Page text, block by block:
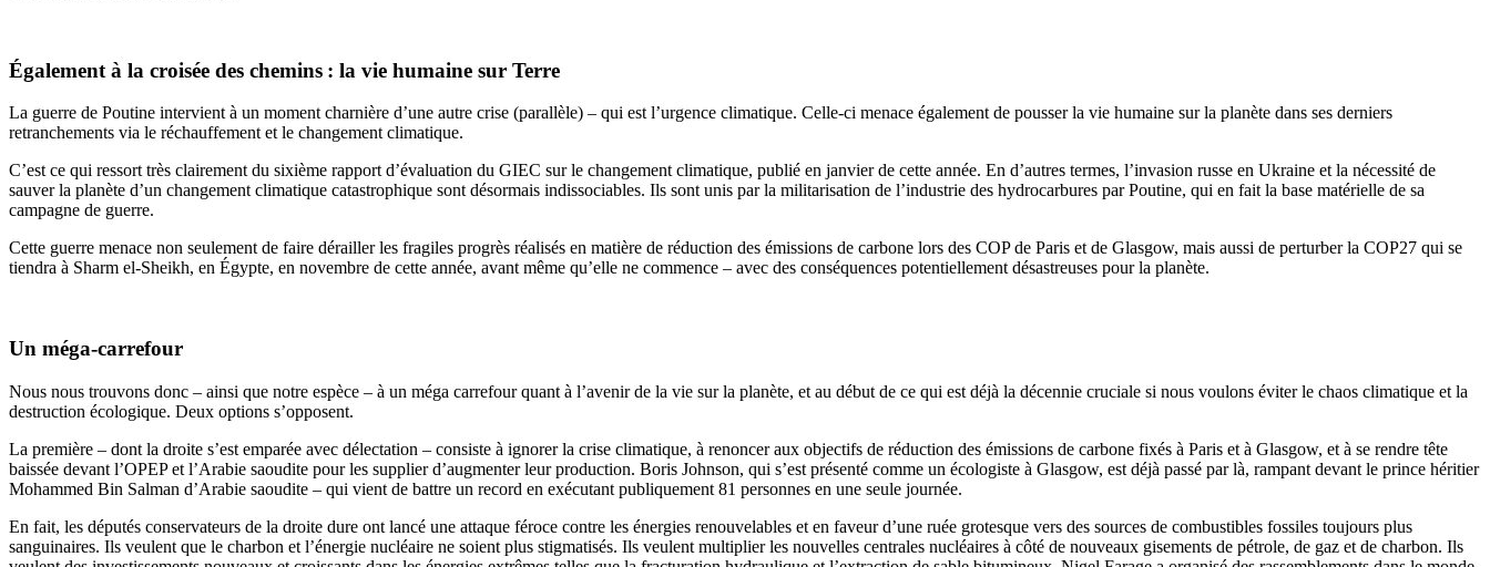
Également à la croisée des chemins : la vie humaine sur Terre
La guerre de Poutine intervient à un moment charnière d’une autre crise (parallèle) – qui est l’urgence climatique. Celle-ci menace également de pousser la vie humaine sur la planète dans ses derniers
retranchements via le réchauffement et le changement climatique.
C’est ce qui ressort très clairement du sixième rapport d’évaluation du GIEC sur le changement climatique, publié en janvier de cette année. En d’autres termes, l’invasion russe en Ukraine et la nécessité de
sauver la planète d’un changement climatique catastrophique sont désormais indissociables. Ils sont unis par la militarisation de l’industrie des hydrocarbures par Poutine, qui en fait la base matérielle de sa
campagne de guerre.
Cette guerre menace non seulement de faire dérailler les fragiles progrès réalisés en matière de réduction des émissions de carbone lors des COP de Paris et de Glasgow, mais aussi de perturber la COP27 qui se
tiendra à Sharm el-Sheikh, en Égypte, en novembre de cette année, avant même qu’elle ne commence – avec des conséquences potentiellement désastreuses pour la planète.
Un méga-carrefour
Nous nous trouvons donc – ainsi que notre espèce – à un méga carrefour quant à l’avenir de la vie sur la planète, et au début de ce qui est déjà la décennie cruciale si nous voulons éviter le chaos climatique et la
destruction écologique. Deux options s’opposent.
La première – dont la droite s’est emparée avec délectation – consiste à ignorer la crise climatique, à renoncer aux objectifs de réduction des émissions de carbone fixés à Paris et à Glasgow, et à se rendre tête
baissée devant l’OPEP et l’Arabie saoudite pour les supplier d’augmenter leur production. Boris Johnson, qui s’est présenté comme un écologiste à Glasgow, est déjà passé par là, rampant devant le prince héritier
Mohammed Bin Salman d’Arabie saoudite – qui vient de battre un record en exécutant publiquement 81 personnes en une seule journée.
En fait, les députés conservateurs de la droite dure ont lancé une attaque féroce contre les énergies renouvelables et en faveur d’une ruée grotesque vers des sources de combustibles fossiles toujours plus
sanguinaires. Ils veulent que le charbon et l’énergie nucléaire ne soient plus stigmatisés. Ils veulent multiplier les nouvelles centrales nucléaires à côté de nouveaux gisements de pétrole, de gaz et de charbon. Ils